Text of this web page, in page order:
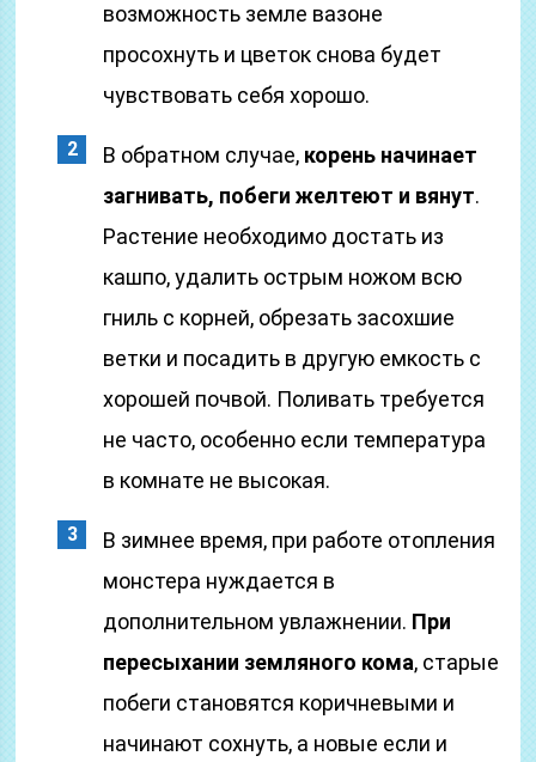
возможность земле вазоне
просохнуть и цветок снова будет
чувствовать себя хорошо.
В обратном случае, корень начинает
загнивать, побеги желтеют и вянут.
Растение необходимо достать из
кашпо, удалить острым ножом всю
гниль с корней, обрезать засохшие
ветки и посадить в другую емкость с
хорошей почвой. Поливать требуется
не часто, особенно если температура
в комнате не высокая.
В зимнее время, при работе отопления
монстера нуждается в
дополнительном увлажнении. При
пересыхании земляного кома, старые
побеги становятся коричневыми и
начинают сохнуть, а новые если и